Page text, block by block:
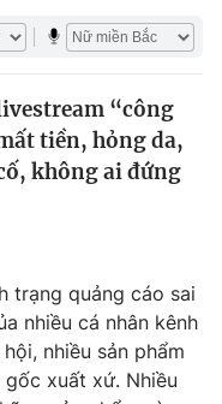
“công
tiền, hỏng da,
không ai đứng
trạng quảng cáo sai
nhiều cá nhân kênh
nhiều sản phẩm
xuất xứ. Nhiều